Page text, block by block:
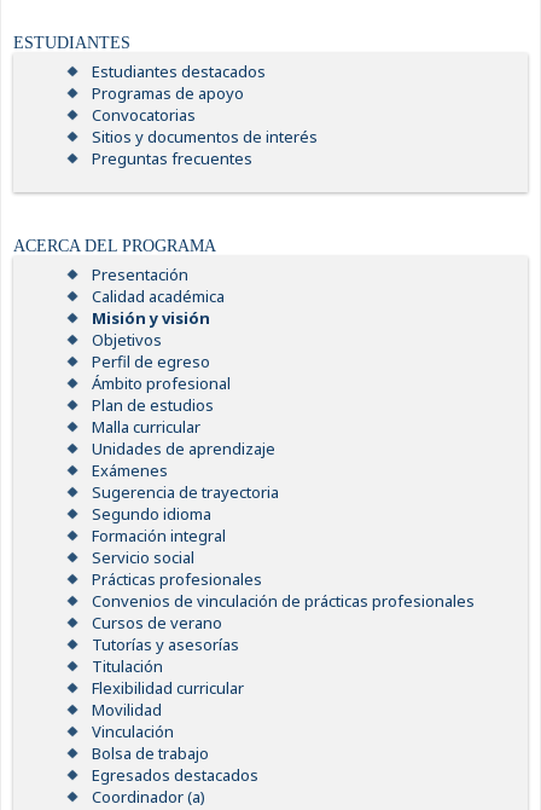
ESTUDIANTES
Estudiantes destacados
Programas de apoyo
Convocatorias
Sitios y documentos de interés
Preguntas frecuentes
ACERCA DEL PROGRAMA
Presentación
Calidad académica
Misión y visión
Objetivos
Perfil de egreso
Ámbito profesional
Plan de estudios
Malla curricular
Unidades de aprendizaje
Exámenes
Sugerencia de trayectoria
Segundo idioma
Formación integral
Servicio social
Prácticas profesionales
Convenios de vinculación de prácticas profesionales
Cursos de verano
Tutorías y asesorías
Titulación
Flexibilidad curricular
Movilidad
Vinculación
Bolsa de trabajo
Egresados destacados
Coordinador (a)